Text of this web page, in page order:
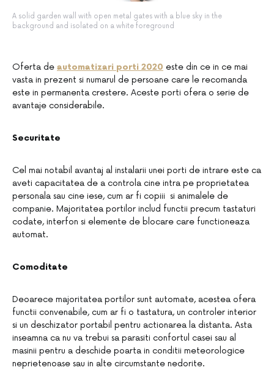
A solid garden wall with open metal gates with a blue sky in the
background and isolated on a white foreground
Oferta de automatizari porti 2020 este din ce in ce mai
vasta in prezent si numarul de persoane care le recomanda
este in permanenta crestere. Aceste porti ofera o serie de
avantaje considerabile.
Securitate
Cel mai notabil avantaj al instalarii unei porti de intrare este ca
aveti capacitatea de a controla cine intra pe proprietatea
personala sau cine iese, cum ar fi copiii si animalele de
companie. Majoritatea portilor includ functii precum tastaturi
codate, interfon si elemente de blocare care functioneaza
automat.
Comoditate
Deoarece majoritatea portilor sunt automate, acestea ofera
functii convenabile, cum ar fi o tastatura, un controler interior
si un deschizator portabil pentru actionarea la distanta. Asta
inseamna ca nu va trebui sa parasiti confortul casei sau al
masinii pentru a deschide poarta in conditii meteorologice
neprietenoase sau in alte circumstante nedorite.